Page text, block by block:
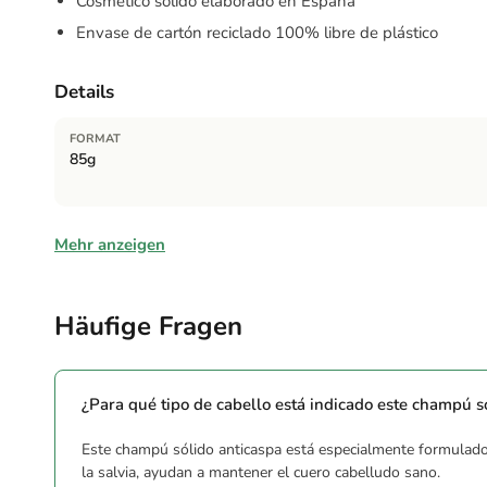
Envase de cartón reciclado 100% libre de plástico
Details
FORMAT
85g
Zutaten
Album Extract, Salvia Officinalis Leaf Extract, Pinus
Calendula Officinalis Flower Extract, Tropaeolum Majus
procedente de agricultura ecológica (**) Ingrediente
Precauciones: Uso externo. Evitar el contacto directo con
Mehr anzeigen
Häufige Fragen
¿Para qué tipo de cabello está indicado este champú
Este champú sólido anticaspa está especialmente
la salvia, ayudan a mantener el cuero cabelludo sano.